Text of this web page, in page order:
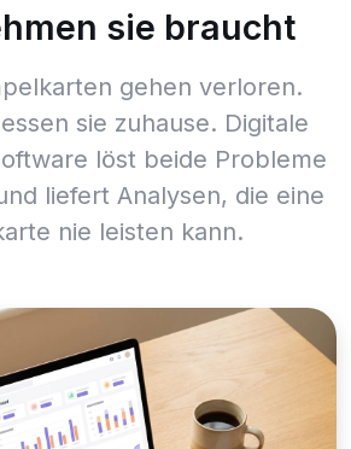
sie braucht
gehen verloren.
sie zuhause. Digitale
löst beide Probleme
liefert Analysen, die eine
nie leisten kann.